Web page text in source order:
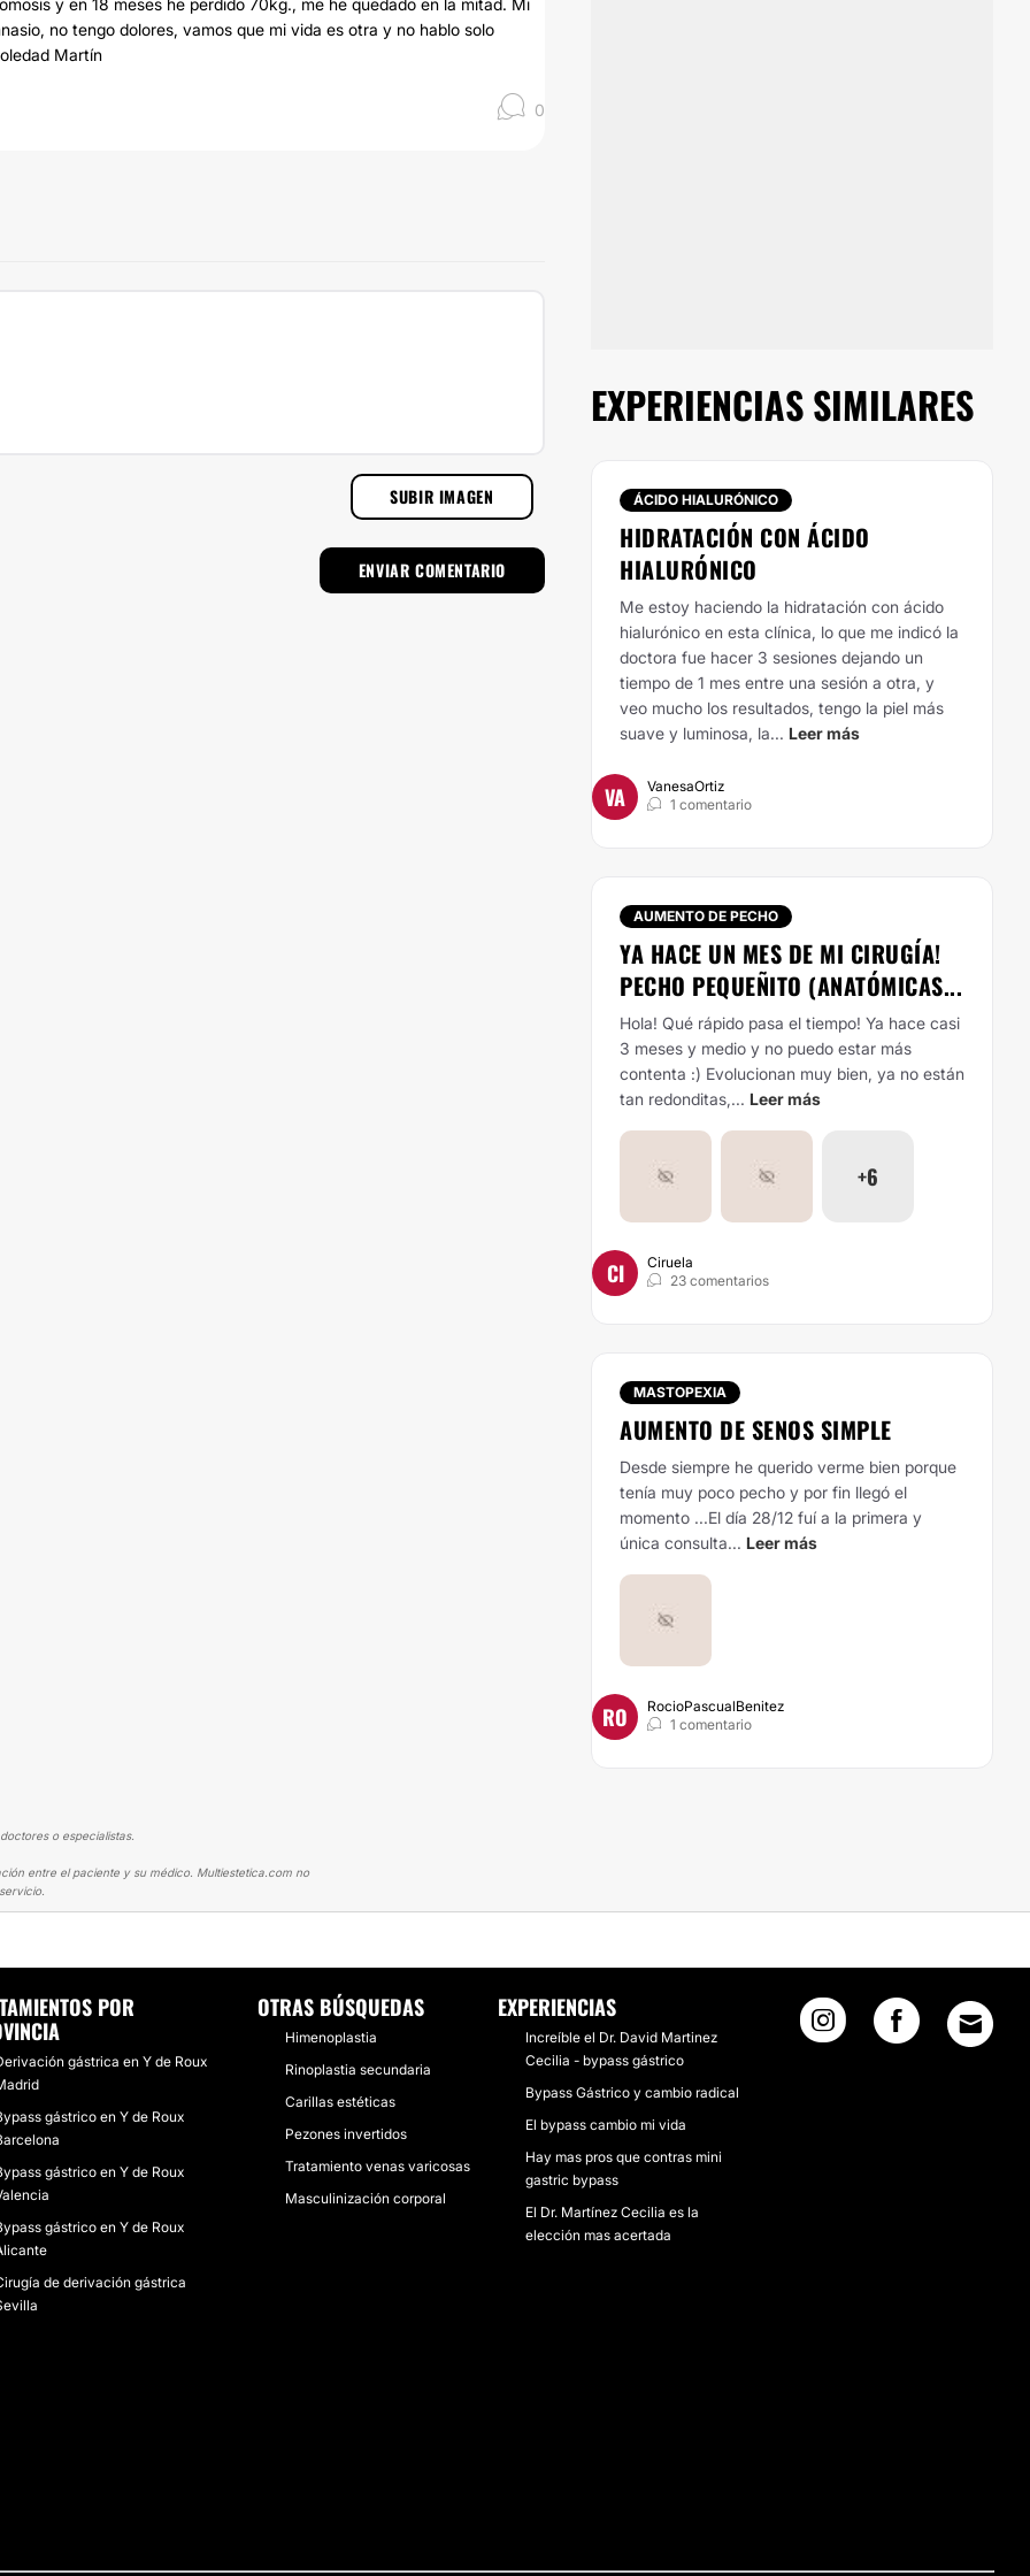
y en 18 meses he perdido 70kg., me he quedado en la mitad. Mi
no tengo dolores, vamos que mi vida es otra y no hablo solo
Martín
0
SUBIR IMAGEN
EXPERIENCIAS SIMILARES
ÁCIDO HIALURÓNICO
HIDRATACIÓN CON ÁCIDO
HIALURÓNICO
Me estoy haciendo la hidratación con ácido
hialurónico en esta clínica, lo que me indicó la
doctora fue hacer 3 sesiones dejando un
tiempo de 1 mes entre una sesión a otra, y
veo mucho los resultados, tengo la piel más
suave y luminosa, la... Leer más
VA
VanesaOrtiz
1 comentario
AUMENTO DE PECHO
YA HACE UN MES DE MI CIRUGÍA!
PECHO PEQUEÑITO (ANATÓMICAS...
Hola! Qué rápido pasa el tiempo! Ya hace casi
3 meses y medio y no puedo estar más
contenta :) Evolucionan muy bien, ya no están
tan redonditas,... Leer más
+6
CI
Ciruela
23 comentarios
MASTOPEXIA
AUMENTO DE SENOS SIMPLE
Desde siempre he querido verme bien porque
tenía muy poco pecho y por fin llegó el
momento ...El día 28/12 fuí a la primera y
única consulta... Leer más
RO
RocioPascualBenitez
1 comentario
o especialistas.
entre el paciente y su médico. Multiestetica.com no
GÁSTRICO
POR
gástrica en Y de Roux
gástrico en Y de Roux
gástrico en Y de Roux
gástrico en Y de Roux
de derivación gástrica
OTRAS BÚSQUEDAS
Himenoplastia
Rinoplastia secundaria
Carillas estéticas
Pezones invertidos
Tratamiento venas varicosas
Masculinización corporal
EXPERIENCIAS
Increíble el Dr. David Martinez
Cecilia - bypass gástrico
Bypass Gástrico y cambio radical
El bypass cambio mi vida
Hay mas pros que contras mini
gastric bypass
El Dr. Martínez Cecilia es la
elección mas acertada